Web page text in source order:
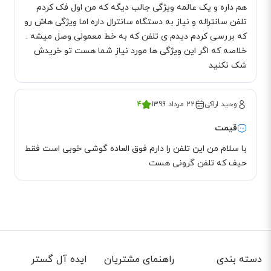
کنفرانس سه طرفه در تلفن رومیزی دوخط پاناسونیک 3282
زمانی که وقت کافی ندارید که به صورت حضوری با همکاران‌تان صحبت کنید، تلفن
سانترال پاناسونیک kx ts 3282bxw به شما این امکان را می‌دهد که یک جلسه‌ی
غیر حضوری و با استفاده از فناوری استفاده شده در این محصول را انجام دهید.
هم داره و یک عالمه ویژگی جالب دیگه که من اول فک کردم
تلفن سانتراله و نیاز به دستگاه سانترال داره اما ویژگی هاش رو
که بررسی کردم دیدم ی تلفن که به خط معمولی وصل میشه .
خلاصه که اگر این ویژگی ها مورد نیاز شما هست تو خریدش
شک نکنید
وحید اراکی 22 مرداد 1399 4
قیمت
با سلام من این تلفن را دارم فوق العاده گوشی خوبی است فقط
حیف که تلفن گرونی هست
دسته بندی
راهنمای مشتریان ایده آل گستر